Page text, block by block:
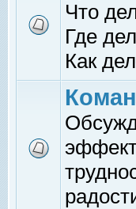
Что
Где
Как